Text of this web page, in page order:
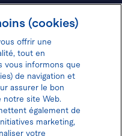
gagner 100$
(cookies)
offrir une
tout en
vous informons que
de navigation et
assurer le bon
site Web.
également de
marketing,
votre